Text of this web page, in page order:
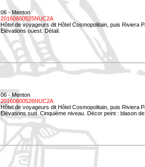
06 - Menton
20160600525NUC2A
Hôtel de voyageurs dit Hôtel Cosmopolitain, puis Riviera
Elévations ouest. Détail.
06 - Menton
20160600526NUC2A
Hôtel de voyageurs dit Hôtel Cosmopolitain, puis Riviera
Elévations sud. Cinquième niveau. Décor peint : blason de